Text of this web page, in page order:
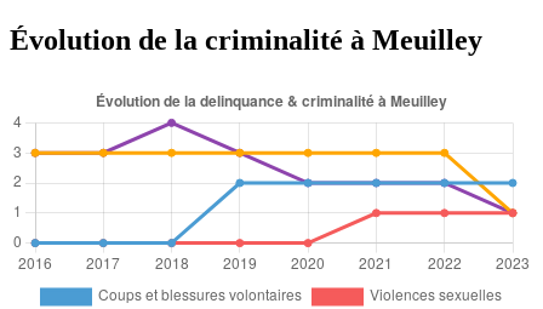
Évolution de la criminalité à Meuilley